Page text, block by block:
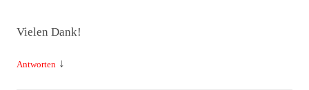
Vielen Dank!
Antworten ↓